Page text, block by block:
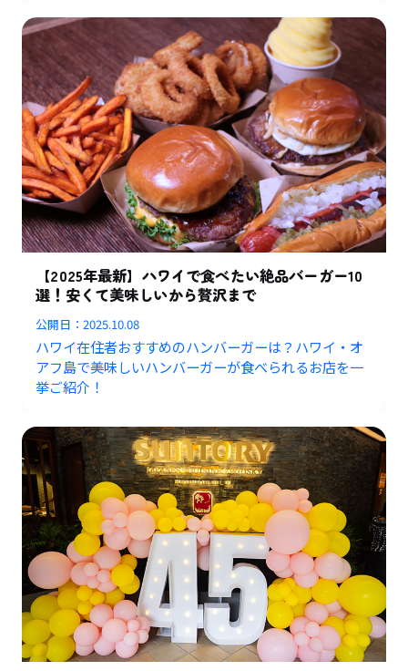
【2025年最新】ハワイで食べたい絶品バーガー10
選！安くて美味しいから贅沢まで
公開日：2025.10.08
ハワイ在住者おすすめのハンバーガーは？ハワイ・オ
アフ島で美味しいハンバーガーが食べられるお店を一
挙ご紹介！